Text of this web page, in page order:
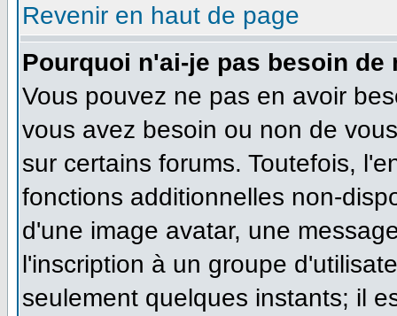
Revenir en haut de page
Pourquoi n'ai-je pas besoin de
Vous pouvez ne pas en avoir
vous avez besoin ou non de
sur certains forums. Toutefois,
fonctions additionnelles non-
d'une image avatar, une
l'inscription à un groupe
seulement quelques instants; il